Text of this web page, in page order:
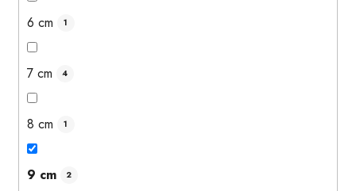
6 cm 1
7 cm 4
8 cm 1
9 cm 2